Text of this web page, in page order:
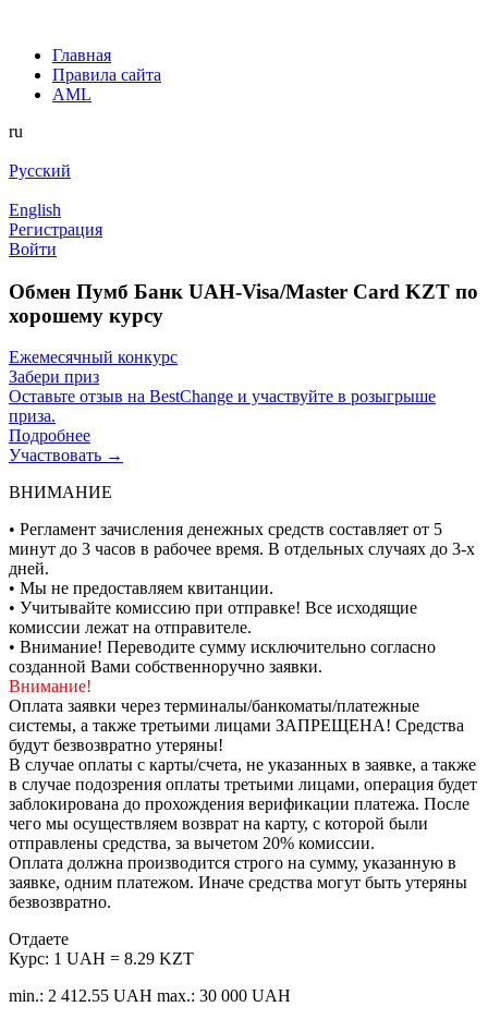
Главная
Правила сайта
AML
ru
Русский
English
Регистрация
Войти
Обмен Пумб Банк UAH-Visa/Master Card KZT по
хорошему курсу
Ежемесячный конкурс
Забери приз
Оставьте отзыв на BestChange и участвуйте в розыгрыше
приза.
Подробнее
Участвовать →
ВНИМАНИЕ
• Регламент зачисления денежных средств составляет от 5
минут до 3 часов в рабочее время. В отдельных случаях до 3-х
дней.
• Мы не предоставляем квитанции.
• Учитывайте комиссию при отправке! Все исходящие
комиссии лежат на отправителе.
• Внимание! Переводите сумму исключительно согласно
созданной Вами собственноручно заявки.
Внимание!
Оплата заявки через терминалы/банкоматы/платежные
системы, а также третьими лицами ЗАПРЕЩЕНА! Средства
будут безвозвратно утеряны!
В случае оплаты с карты/счета, не указанных в заявке, а также
в случае подозрения оплаты третьими лицами, операция будет
заблокирована до прохождения верификации платежа. После
чего мы осуществляем возврат на карту, с которой были
отправлены средства, за вычетом 20% комиссии.
Оплата должна производится строго на сумму, указанную в
заявке, одним платежом. Иначе средства могут быть утеряны
безвозвратно.
Отдаете
Курс: 1 UAH = 8.29 KZT
min.: 2 412.55 UAH max.: 30 000 UAH